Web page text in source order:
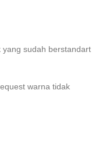
sudah berstandart
warna tidak